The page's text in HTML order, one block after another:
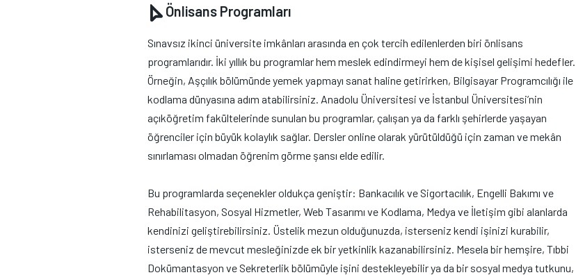
Önlisans Programları
Sınavsız ikinci üniversite imkânları arasında en çok tercih edilenlerden biri önlisans
programlarıdır. İki yıllık bu programlar hem meslek edindirmeyi hem de kişisel gelişimi hedefler.
Örneğin, Aşçılık bölümünde yemek yapmayı sanat haline getirirken, Bilgisayar Programcılığı ile
kodlama dünyasına adım atabilirsiniz. Anadolu Üniversitesi ve İstanbul Üniversitesi’nin
açıköğretim fakültelerinde sunulan bu programlar, çalışan ya da farklı şehirlerde yaşayan
öğrenciler için büyük kolaylık sağlar. Dersler online olarak yürütüldüğü için zaman ve mekân
sınırlaması olmadan öğrenim görme şansı elde edilir.
Bu programlarda seçenekler oldukça geniştir: Bankacılık ve Sigortacılık, Engelli Bakımı ve
Rehabilitasyon, Sosyal Hizmetler, Web Tasarımı ve Kodlama, Medya ve İletişim gibi alanlarda
kendinizi geliştirebilirsiniz. Üstelik mezun olduğunuzda, isterseniz kendi işinizi kurabilir,
isterseniz de mevcut mesleğinizde ek bir yetkinlik kazanabilirsiniz. Mesela bir hemşire, Tıbbi
Dokümantasyon ve Sekreterlik bölümüyle işini destekleyebilir ya da bir sosyal medya tutkunu,